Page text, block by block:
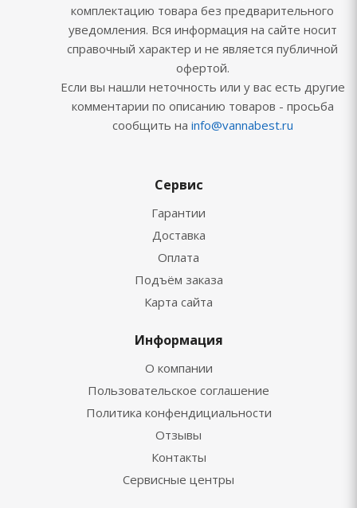
комплектацию товара без предварительного
уведомления. Вся информация на сайте носит
справочный характер и не является публичной
офертой.
Если вы нашли неточность или у вас есть другие
комментарии по описанию товаров - просьба
сообщить на info@vannabest.ru
Сервис
Гарантии
Доставка
Оплата
Подъём заказа
Карта сайта
Информация
О компании
Пользовательское соглашение
Политика конфендициальности
Отзывы
Контакты
Сервисные центры